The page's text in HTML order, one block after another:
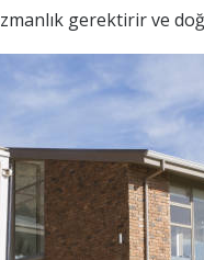
gerektirir ve